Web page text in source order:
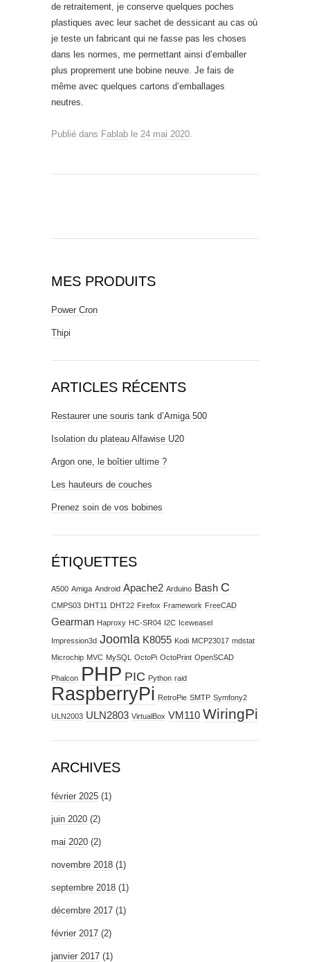
de retraitement, je conserve quelques poches
plastiques avec leur sachet de dessicant au cas où
je teste un fabricant qui ne fasse pas les choses
dans les normes, me permettant ainsi d’emballer
plus proprement une bobine neuve. Je fais de
même avec quelques cartons d’emballages
neutres.
Publié dans Fablab le 24 mai 2020
MES PRODUITS
Power Cron
Thipi
ARTICLES RÉCENTS
Restaurer une souris tank d’Amiga 500
Isolation du plateau Alfawise U20
Argon one, le boîtier ultime ?
Les hauteurs de couches
Prenez soin de vos bobines
ÉTIQUETTES
A500 Amiga Android Apache2 Arduino Bash C
CMPS03 DHT11 DHT22 Firefox Framework FreeCAD
Gearman Haproxy HC-SR04 I2C Iceweasel
Impression3d Joomla K8055 Kodi MCP23017 mdstat
Microchip MVC MySQL OctoPi OctoPrint OpenSCAD
Phalcon PHP PIC Python raid
RaspberryPi RetroPie SMTP Symfony2
ULN2003 ULN2803 VirtualBox VM110 WiringPi
ARCHIVES
février 2025 (1)
juin 2020 (2)
mai 2020 (2)
novembre 2018 (1)
septembre 2018 (1)
décembre 2017 (1)
février 2017 (2)
janvier 2017 (1)